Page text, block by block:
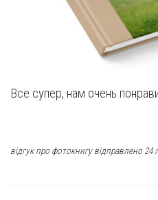
Все супер, нам очень
відгук про фотокнигу відправлено 24